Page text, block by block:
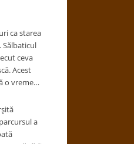
ca starea
ceva
Acest
o vreme…
a